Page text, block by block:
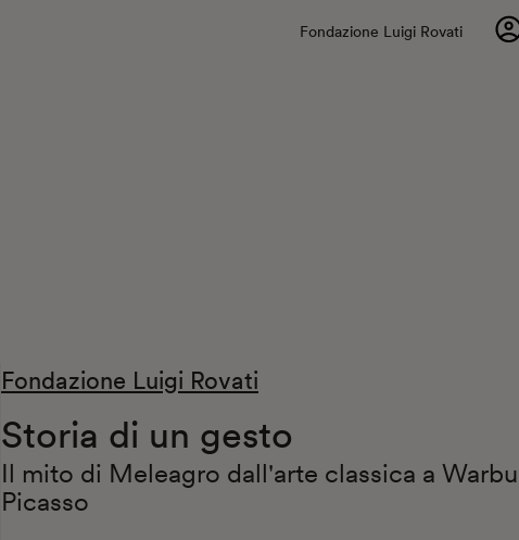
Fondazione Luigi Rovati
Fondazione Luigi Rovati
Storia di un gesto
Il mito di Meleagro dall'arte classica a
Picasso